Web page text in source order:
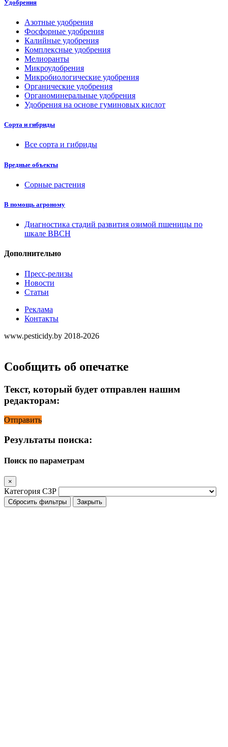
Удобрения
Азотные удобрения
Фосфорные удобрения
Калийные удобрения
Комплексные удобрения
Мелиоранты
Микроудобрения
Микробиологические удобрения
Органические удобрения
Органоминеральные удобрения
Удобрения на основе гуминовых кислот
Сорта и гибриды
Все сорта и гибриды
Вредные объекты
Сорные растения
В помощь агроному
Диагностика стадий развития озимой пшеницы по
шкале ВВСН
Дополнительно
Пресс-релизы
Новости
Статьи
Реклама
Контакты
www.pesticidy.by 2018-2026
Сообщить об опечатке
Текст, который будет отправлен нашим
редакторам:
Отправить
Результаты поиска:
Поиск по параметрам
×
Категория СЗР
Сбросить фильтры Закрыть